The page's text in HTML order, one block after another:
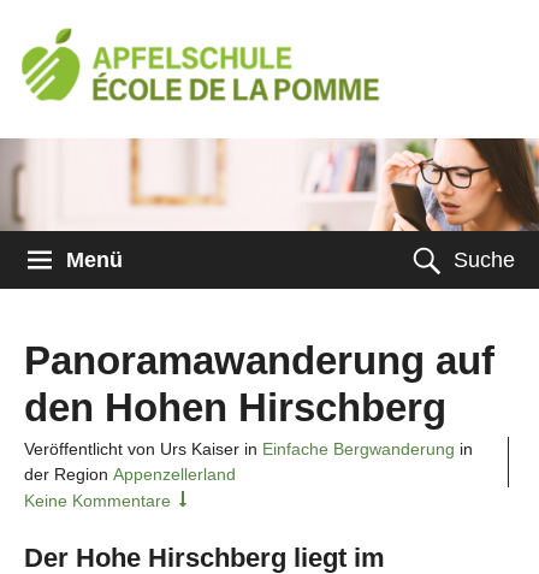
Menü Suche
Panoramawanderung auf
den Hohen Hirschberg
Veröffentlicht von Urs Kaiser in Einfache Bergwanderung in
der Region Appenzellerland
Keine Kommentare
Der Hohe Hirschberg liegt im